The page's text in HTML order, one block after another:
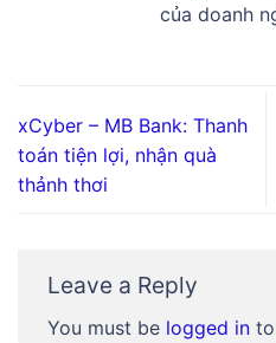
của doanh
xCyber – MB Bank: Thanh
toán tiện lợi, nhận quà
thảnh thơi
Leave a Reply
You must be logged in